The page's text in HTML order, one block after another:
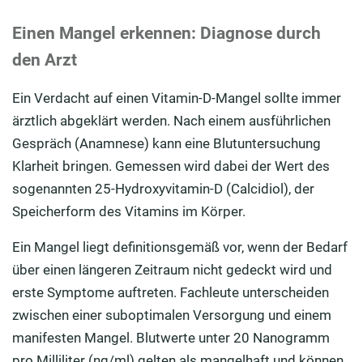
Einen Mangel erkennen: Diagnose durch
den Arzt
Ein Verdacht auf einen Vitamin-D-Mangel sollte immer
ärztlich abgeklärt werden. Nach einem ausführlichen
Gespräch (Anamnese) kann eine Blutuntersuchung
Klarheit bringen. Gemessen wird dabei der Wert des
sogenannten 25-Hydroxyvitamin-D (Calcidiol), der
Speicherform des Vitamins im Körper.
Ein Mangel liegt definitionsgemäß vor, wenn der Bedarf
über einen längeren Zeitraum nicht gedeckt wird und
erste Symptome auftreten. Fachleute unterscheiden
zwischen einer suboptimalen Versorgung und einem
manifesten Mangel. Blutwerte unter 20 Nanogramm